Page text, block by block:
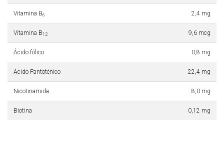
Vitamina B6 2,4 mg
Vitamina B12 9,6 mcg
Ácido fólico 0,8 mg
Acido Pantoténico 22,4 mg
Nicotinamida 8,0 mg
Biotina 0,12 mg